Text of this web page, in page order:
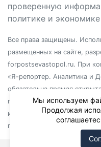
проверенную
политике и
Все права защищены.
размещенных на сайте,
forpostsevastopol.ru. При
«Я-репортер. Аналитика и
обязательна прямая
гиперссылка. Независимо
использования
подзаголовке или первом
Мы используем
Продолжая